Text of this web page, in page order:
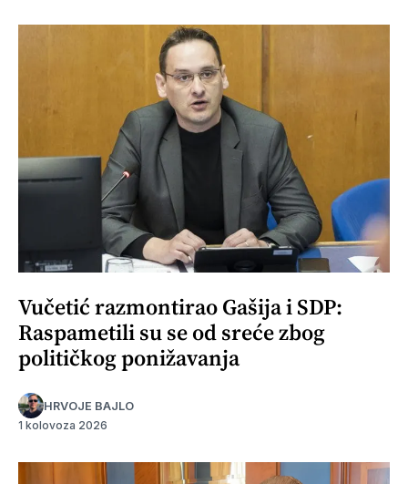
Vučetić razmontirao Gašija i SDP:
Raspametili su se od sreće zbog
političkog ponižavanja
HRVOJE BAJLO
1 kolovoza 2026